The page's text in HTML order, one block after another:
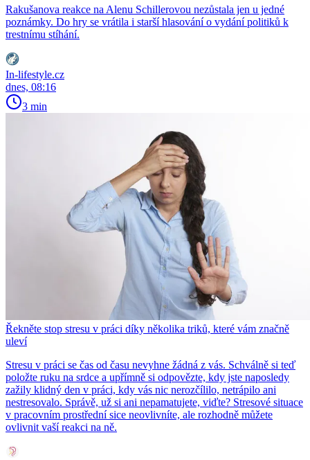
Rakušanova reakce na Alenu Schillerovou nezůstala jen u jedné
poznámky. Do hry se vrátila i starší hlasování o vydání politiků k
trestnímu stíhání.
In-lifestyle.cz
dnes, 08:16
3 min
Řekněte stop stresu v práci díky několika triků, které vám značně
uleví
Stresu v práci se čas od času nevyhne žádná z vás. Schválně si teď
položte ruku na srdce a upřímně si odpovězte, kdy jste naposledy
zažily klidný den v práci, kdy vás nic nerozčílilo, netrápilo ani
nestresovalo. Správě, už si ani nepamatujete, viďte? Stresové situace
v pracovním prostřední sice neovlivníte, ale rozhodně můžete
ovlivnit vaší reakci na ně.